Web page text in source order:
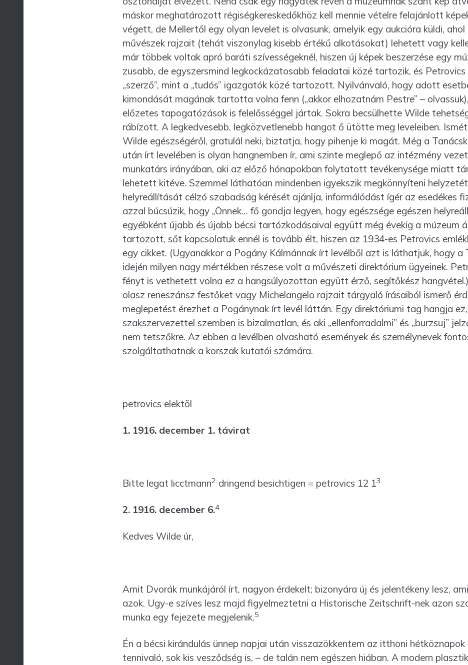
más­kor meghatározott régiségke­reskedőkhöz kell mennie vételre felajánlott
végett, de Mellertől egy olyan levelet is olvasunk, amelyik egy aukcióra küldi,
művészek rajzait (tehát viszonylag kisebb értékű alkotásokat) lehetett vagy
már többek voltak apró baráti szívességeknél, hiszen új képek beszerzése egy
zusabb, de egyszersmind legkoc­kázatosabb feladatai közé tartozik, és
„szerző”, mint a „tudós” igazgatók közé tartozott. Nyilvánvaló, hogy adott
kimondását magának tartotta volna fenn („akkor elhozat­nám Pestre” –
előzetes tapogatózások is felelősséggel jártak. Sokra be­csül­hette Wilde
rábízott. A legkedvesebb, legközvetlenebb han­got ő ütötte meg leveleiben.
Wilde egészségéről, gratulál neki, biztatja, hogy pihenje ki magát. Még a
után írt leve­lében is olyan hang­nemben ír, ami szinte meglepő az intézmény
munka­társ irányában, aki az előző hónapokban folytatott tevékenysége miatt
lehetett kitéve. Szemmel láthatóan mindenben igyekszik megkönnyíteni
helyreállítását célzó szabadság kérését ajánlja, informálódást ígér az esedé­kes
azzal búcsúzik, hogy „Önnek… fő gondja legyen, hogy egész­sége egészen
egyébként újabb és újabb bécsi tartóz­ko­dásaival együtt még évekig a múzeum
tartozott, sőt kapcsolatuk ennél is tovább élt, hiszen az 1934-es Petrovics
egy cikket. (Ugyan­akkor a Pogány Kálmánnak írt levélből azt is láthatjuk, hogy a
idején milyen nagy mértékben részese volt a művészeti direktórium ügyei­nek.
fényt is vethetett volna ez a hangsúlyozottan együtt érző, segítőkész
olasz reneszánsz festőket vagy Michelangelo rajzait tárgyaló írásaiból ismerő
meglepetést érezhet a Pogánynak írt levél láttán. Egy direktóriumi tag hangja
szakszervezettel szemben is bizalmatlan, és aki „ellenfor­ra­dalmi” és „burzsuj”
nem tetszők­re. Az ebben a levélben olvasható ese­mények és személynevek
szolgáltathatnak a korszak kutatói számára.
petrovics elektõl
1. 1916. december 1. távirat
Bitte legat licctmann2 dringend besichtigen = petrovics 12 13
2. 1916. december 6.4
Kedves Wilde úr,
Amit Dvorák munkájáról írt, nagyon érdekelt; bizonyára új és jelentékeny lesz,
azok. Ugy-e szíves lesz majd figyelmeztetni a Historische Zeitschrift-nek azon
munka egy fejezete megjelenik.5
Én a bécsi kirándulás ünnep napjai után visszazökkentem az itthoni
tennivaló, sok kis vesződség is, – de talán nem egészen hiában. A modern